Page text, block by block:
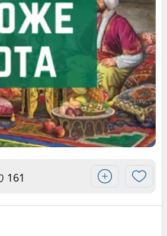
161